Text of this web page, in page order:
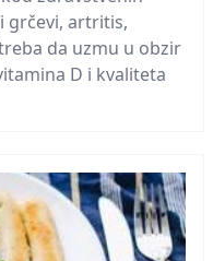
grčevi, artritis,
da uzmu u obzir
D i kvaliteta